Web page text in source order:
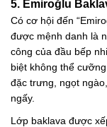
5. Emiroğlu
Có cơ hội đến
được mệnh danh là
công của đầu bếp
biệt không thể
đặc trưng, ngọt
ngấy.
Lớp baklava được